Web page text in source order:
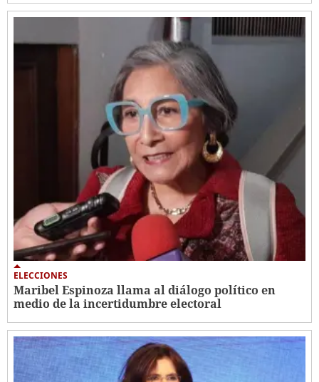
ELECCIONES
Maribel Espinoza llama al diálogo político en
medio de la incertidumbre electoral